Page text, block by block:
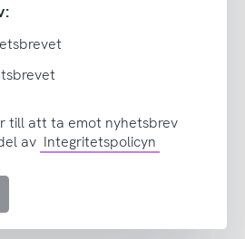
till att ta emot nyhetsbrev
av Integritetspolicyn